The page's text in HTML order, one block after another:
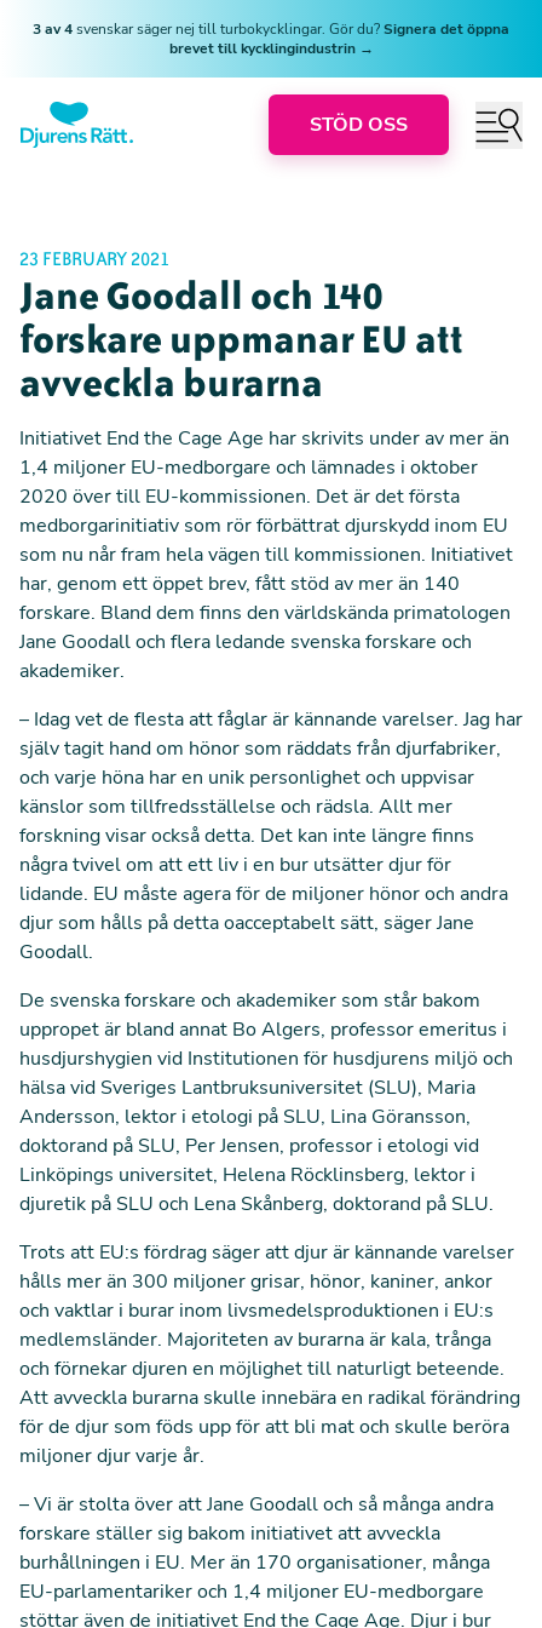
3 av 4svenskar säger nej till turbokycklingar. Gör du?Signera det öppna
brevet till kycklingindustrin →
STÖD OSS
23 FEBRUARY 2021
Jane Goodall och 140
forskare uppmanar EU att
avveckla burarna
Initiativet End the Cage Age har skrivits under av mer än
1,4 miljoner EU-medborgare och lämnades i oktober
2020 över till EU-kommissionen. Det är det första
medborgarinitiativ som rör förbättrat djurskydd inom EU
som nu når fram hela vägen till kommissionen. Initiativet
har, genom ett öppet brev, fått stöd av mer än 140
forskare. Bland dem finns den världskända primatologen
Jane Goodall och flera ledande svenska forskare och
akademiker.
– Idag vet de flesta att fåglar är kännande varelser. Jag har
själv tagit hand om hönor som räddats från djurfabriker,
och varje höna har en unik personlighet och uppvisar
känslor som tillfredsställelse och rädsla. Allt mer
forskning visar också detta. Det kan inte längre finns
några tvivel om att ett liv i en bur utsätter djur för
lidande. EU måste agera för de miljoner hönor och andra
djur som hålls på detta oacceptabelt sätt, säger Jane
Goodall.
De svenska forskare och akademiker som står bakom
uppropet är bland annat Bo Algers, professor emeritus i
husdjurshygien vid Institutionen för husdjurens miljö och
hälsa vid Sveriges Lantbruksuniversitet (SLU), Maria
Andersson, lektor i etologi på SLU, Lina Göransson,
doktorand på SLU, Per Jensen, professor i etologi vid
Linköpings universitet, Helena Röcklinsberg, lektor i
djuretik på SLU och Lena Skånberg, doktorand på SLU.
Trots att EU:s fördrag säger att djur är kännande varelser
hålls mer än 300 miljoner grisar, hönor, kaniner, ankor
och vaktlar i burar inom livsmedelsproduktionen i EU:s
medlemsländer. Majoriteten av burarna är kala, trånga
och förnekar djuren en möjlighet till naturligt beteende.
Att avveckla burarna skulle innebära en radikal förändring
för de djur som föds upp för att bli mat och skulle beröra
miljoner djur varje år.
– Vi är stolta över att Jane Goodall och så många andra
forskare ställer sig bakom initiativet att avveckla
burhållningen i EU. Mer än 170 organisationer, många
EU-parlamentariker och 1,4 miljoner EU-medborgare
stöttar även de initiativet End the Cage Age. Djur i bur